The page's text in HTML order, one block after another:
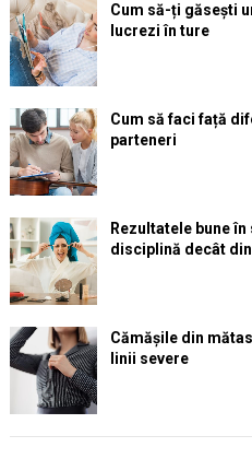
Cum să-ți găsești
lucrezi în ture
Cum să faci față
parteneri
Rezultatele bune
disciplină decât
Cămășile din
linii severe